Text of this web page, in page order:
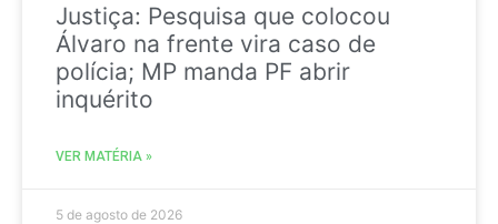
Justiça: Pesquisa que colocou
Álvaro na frente vira caso de
polícia; MP manda PF abrir
inquérito
VER MATÉRIA »
5 de agosto de 2026